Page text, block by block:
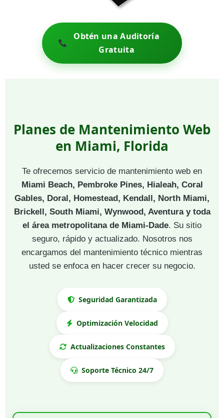
Obtén una Auditoría
Gratuita
Planes de Mantenimiento Web
en Miami, Florida
Te ofrecemos servicio de mantenimiento web en
Miami Beach, Pembroke Pines, Hialeah, Coral
Gables, Doral, Homestead, Kendall, North Miami,
Brickell, South Miami, Wynwood, Aventura y toda
el área metropolitana de Miami-Dade. Su sitio
seguro, rápido y actualizado. Nosotros nos
encargamos del mantenimiento técnico mientras
usted se enfoca en hacer crecer su negocio.
Seguridad Garantizada
Optimización Velocidad
Actualizaciones Constantes
Soporte Técnico 24/7